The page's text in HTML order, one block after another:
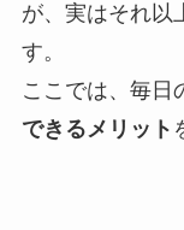
が、実はそれ以
す。
ここでは、毎日
できるメリット